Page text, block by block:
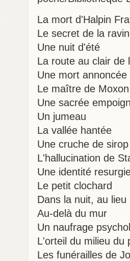
La mort d'Halpin
Le secret de la
Une nuit d'été
La route au clair de
Une mort annoncée
Le maître de Moxon
Une sacrée
Un jumeau
La vallée hantée
Une cruche de sirop
L'hallucination de
Une identité
Le petit clochard
Dans la nuit, au
Au-delà du mur
Un naufrage
L'orteil du milieu du
Les funérailles de